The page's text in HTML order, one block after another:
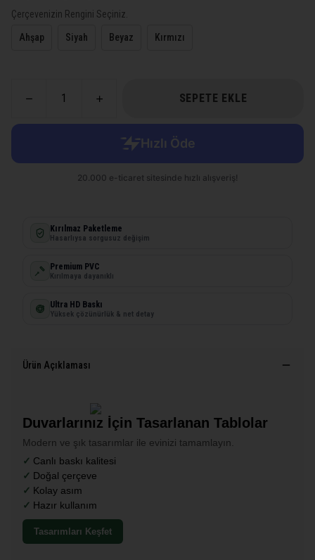
Çerçevenizin Rengini Seçiniz.
Ahşap Siyah Beyaz Kırmızı
SEPETE EKLE
Kırılmaz Paketleme
Hasarlıysa sorgusuz değişim
Premium PVC
Kırılmaya dayanıklı
Ultra HD Baskı
Yüksek çözünürlük & net detay
Ürün Açıklaması
Duvarlarınız İçin Tasarlanan Tablolar
Modern ve şık tasarımlar ile evinizi tamamlayın.
Canlı baskı kalitesi
Doğal çerçeve
Kolay asım
Hazır kullanım
Tasarımları Keşfet